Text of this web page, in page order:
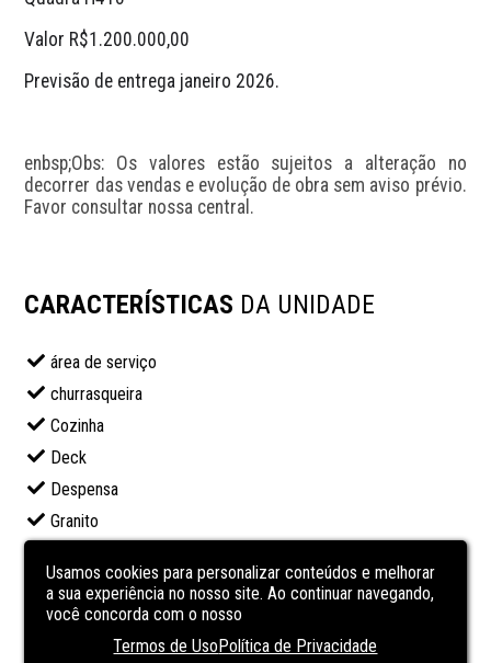
Valor R$1.200.000,00
Previsão de entrega janeiro 2026.
enbsp;Obs: Os valores estão sujeitos a alteração no
decorrer das vendas e evolução de obra sem aviso prévio.
Favor consultar nossa central.
CARACTERÍSTICAS DA UNIDADE
área de serviço
churrasqueira
Cozinha
Deck
Despensa
Granito
Piscina
piso laminado
sala de estar
Usamos cookies para personalizar conteúdos e melhorar
a sua experiência no nosso site. Ao continuar navegando,
você concorda com o nosso
Termos de UsoPolítica de Privacidade